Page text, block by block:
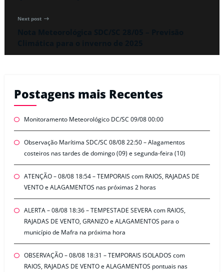
Next post
Postagens mais Recentes
Monitoramento Meteorológico DC/SC 09/08 00:00
Observação Marítima SDC/SC 08/08 22:50 – Alagamentos
costeiros nas tardes de domingo (09) e segunda-feira (10)
ATENÇÃO – 08/08 18:54 – TEMPORAIS com RAIOS, RAJADAS DE
VENTO e ALAGAMENTOS nas próximas 2 horas
ALERTA – 08/08 18:36 – TEMPESTADE SEVERA com RAIOS,
RAJADAS DE VENTO, GRANIZO e ALAGAMENTOS para o
município de Mafra na próxima hora
OBSERVAÇÃO – 08/08 18:31 – TEMPORAIS ISOLADOS com
RAIOS, RAJADAS DE VENTO e ALAGAMENTOS pontuais nas